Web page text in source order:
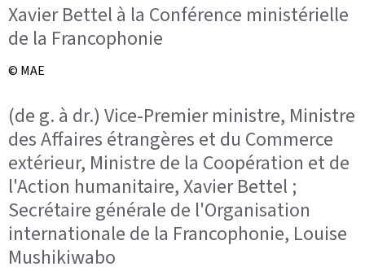
Xavier Bettel à la Conférence ministérielle
de la Francophonie
© MAE
(de g. à dr.) Vice-Premier ministre, Ministre
des Affaires étrangères et du Commerce
extérieur, Ministre de la Coopération et de
l'Action humanitaire, Xavier Bettel ;
Secrétaire générale de l'Organisation
internationale de la Francophonie, Louise
Mushikiwabo